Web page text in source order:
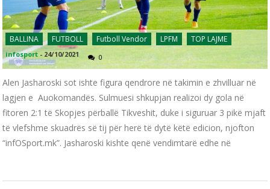
BALLINA FUTBOLL Futboll Vendor LPFM TOP LAJME
infosport - 24/10/2021 0
Alen Jasharoski sot ishte figura qendrore në takimin e zhvilluar në
lagjen e Auokomandës. Sulmuesi shkupjan realizoi dy gola në
fitoren 2:1 të Skopjes përballë Tikveshit, duke i siguruar 3 pikë mjaft
të vlefshme skuadrës së tij për herë të dytë këtë edicion, njofton
“infOSport.mk”. Jasharoski kishte qenë vendimtarë edhe në